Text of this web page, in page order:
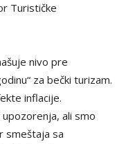
Turističke
nivo pre
za bečki turizam.
inflacije.
ali smo
smeštaja sa